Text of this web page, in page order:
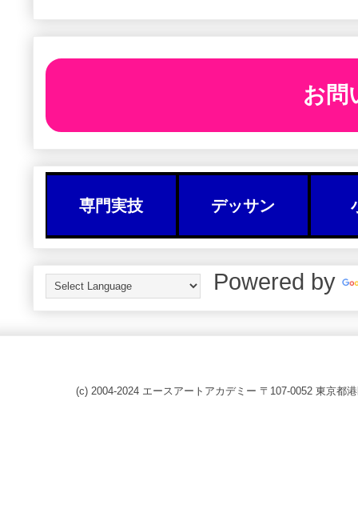
お問
専門実技 デッサン
Powered by
(c) 2004-2024 エースアートアカデミー 〒107-0052 東京都